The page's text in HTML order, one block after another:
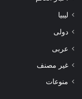
ليبيا
دولى
عربى
غير مصنف
منوعات